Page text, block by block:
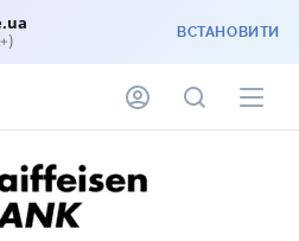
ВСТАНОВИТИ